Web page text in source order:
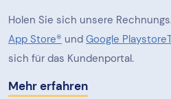
Holen Sie sich unsere
App Store® und Google
sich für das Kundenportal.
Mehr erfahren